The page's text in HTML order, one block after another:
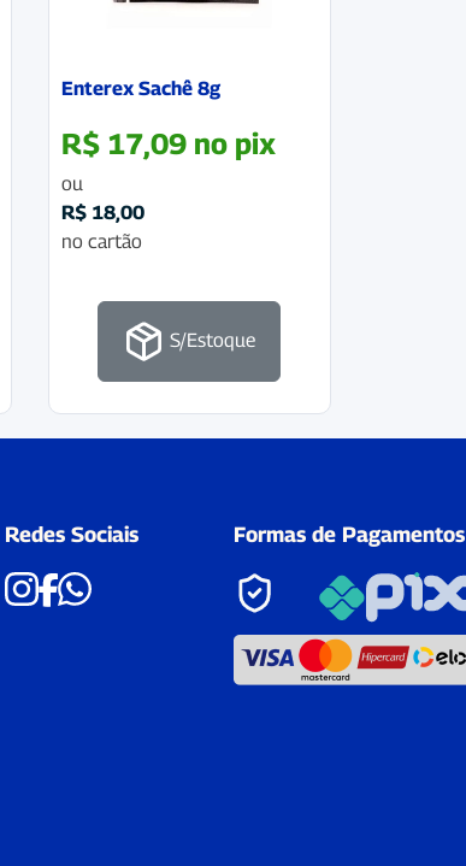
Enterex Sachê 8g
R$ 17,09 no pix
ou
R$ 18,00
no cartão
S/Estoque
Redes Sociais Formas de Pagamentos